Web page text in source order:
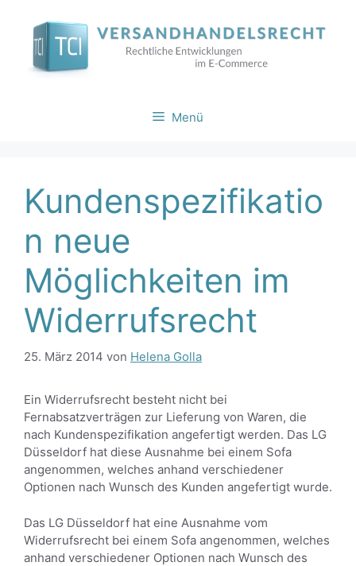
springen
Menü
Kundenspezifikatio
n neue
Möglichkeiten im
Widerrufsrecht
25. März 2014 von Helena Golla
Ein Widerrufsrecht besteht nicht bei
Fernabsatzverträgen zur Lieferung von Waren, die
nach Kundenspezifikation angefertigt werden. Das LG
Düsseldorf hat diese Ausnahme bei einem Sofa
angenommen, welches anhand verschiedener
Optionen nach Wunsch des Kunden angefertigt wurde.
Das LG Düsseldorf hat eine Ausnahme vom
Widerrufsrecht bei einem Sofa angenommen, welches
anhand verschiedener Optionen nach Wunsch des